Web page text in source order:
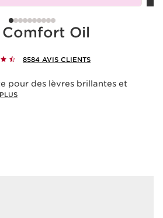
Oil
8584 AVIS CLIENTS
pour des lèvres brillantes et